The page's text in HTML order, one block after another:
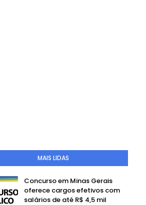
MAIS LIDAS
Concurso em Minas Gerais
oferece cargos efetivos com
salários de até R$ 4,5 mil